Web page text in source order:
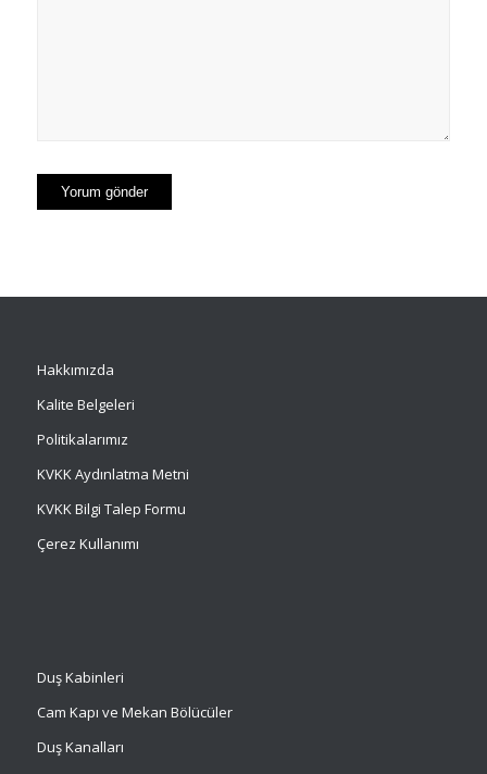
Hakkımızda
Kalite Belgeleri
Politikalarımız
KVKK Aydınlatma Metni
KVKK Bilgi Talep Formu
Çerez Kullanımı
Duş Kabinleri
Cam Kapı ve Mekan Bölücüler
Duş Kanalları